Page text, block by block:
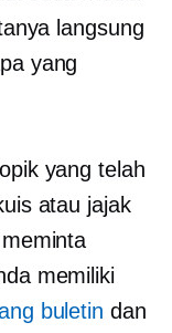
langsung
yang
yang telah
atau jajak
memiliki
buletin dan